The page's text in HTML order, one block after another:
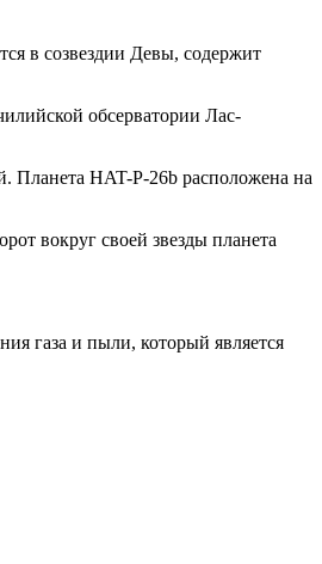
в созвездии Девы, содержит
обсерватории Лас-
Планета HAT-P-26b расположена на
вокруг своей звезды планета
газа и пыли, который является